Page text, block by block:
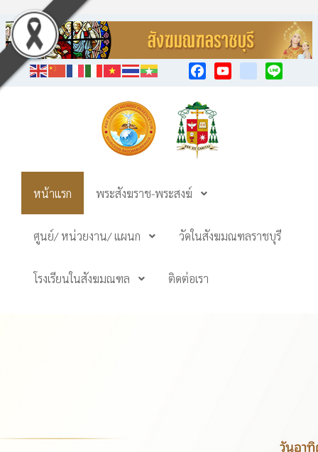
หน้าแรก พระสังฆราช-พระสงฆ์
ศูนย์/ หน่วยงาน/ แผนก วัดในสังฆมณฑลราชบุรี
โรงเรียนในสังฆมณฑล ติดต่อเรา